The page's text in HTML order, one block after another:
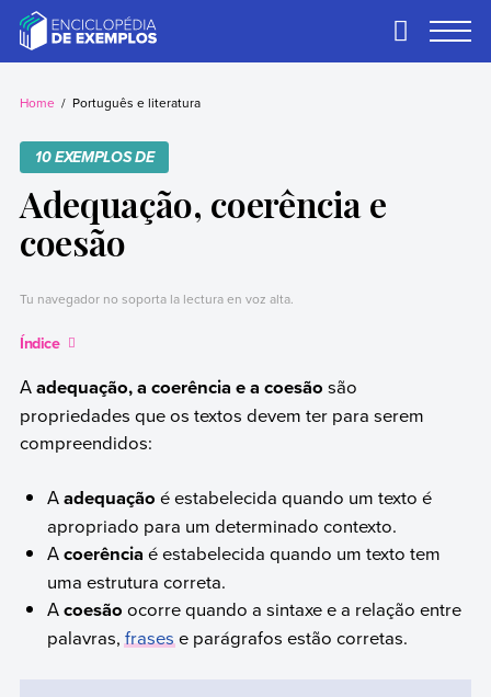
contentExemplos
Precisa de
temos.
Primary
Home Português e literatura
10 EXEMPLOS DE
Adequação, coerência e
coesão
Tu navegador no soporta la lectura en voz alta.
Índice
Aadequação, a coerência e a coesão são
propriedades que os textos devem ter para serem
compreendidos:
Aadequação é estabelecida quando um texto é
apropriado para um determinado contexto.
Acoerência é estabelecida quando um texto tem
uma estrutura correta.
Acoesão ocorre quando a sintaxe e a relação entre
palavras,frasese parágrafos estão corretas.